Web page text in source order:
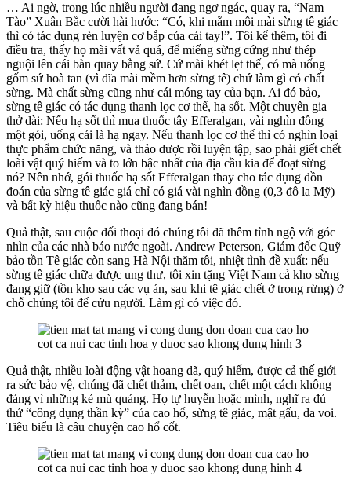
… Ai ngờ, trong lúc nhiều người đang ngơ ngác, quay ra, “Nam
Tào” Xuân Bắc cười hài hước: “Có, khi mắm môi mài sừng tê giác
thì có tác dụng rèn luyện cơ bắp của cái tay!”. Tôi kể thêm, tôi đi
điều tra, thấy họ mài vất vả quá, để miếng sừng cứng như thép
nguội lên cái bàn quay bằng sứ. Cứ mài khét lẹt thế, có mà uống
gốm sứ hoà tan (vì đĩa mài mềm hơn sừng tê) chứ làm gì có chất
sừng. Mà chất sừng cũng như cái móng tay của bạn. Ai đó bảo,
sừng tê giác có tác dụng thanh lọc cơ thể, hạ sốt. Một chuyên gia
thở dài: Nếu hạ sốt thì mua thuốc tây Efferalgan, vài nghìn đồng
một gói, uống cái là hạ ngay. Nếu thanh lọc cơ thể thì có nghìn loại
thực phẩm chức năng, và thảo dược rồi luyện tập, sao phải giết chết
loài vật quý hiếm và to lớn bậc nhất của địa cầu kia để đoạt sừng
nó? Nên nhớ, gói thuốc hạ sốt Efferalgan thay cho tác dụng đồn
đoán của sừng tê giác giá chỉ có giá vài nghìn đồng (0,3 đô la Mỹ)
và bất kỳ hiệu thuốc nào cũng đang bán!
Quả thật, sau cuộc đối thoại đó chúng tôi đã thêm tỉnh ngộ với góc
nhìn của các nhà báo nước ngoài. Andrew Peterson, Giám đốc Quỹ
bảo tồn Tê giác còn sang Hà Nội thăm tôi, nhiệt tình đề xuất: nếu
sừng tê giác chữa được ung thư, tôi xin tặng Việt Nam cả kho sừng
đang giữ (tồn kho sau các vụ án, sau khi tê giác chết ở trong rừng) ở
chỗ chúng tôi để cứu người. Làm gì có việc đó.
Quả thật, nhiều loài động vật hoang dã, quý hiếm, được cả thế giới
ra sức bảo vệ, chúng đã chết thảm, chết oan, chết một cách không
đáng vì những kẻ mù quáng. Họ tự huyễn hoặc mình, nghĩ ra đủ
thứ “công dụng thần kỳ” của cao hổ, sừng tê giác, mật gấu, da voi.
Tiêu biểu là câu chuyện cao hổ cốt.